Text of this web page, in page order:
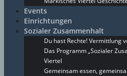
Events
Einrichtungen
Sozialer Zusammenhalt
Du hast Rechte! Vermittlung
Das Programm „Sozialer
Viertel
Gemeinsam essen,